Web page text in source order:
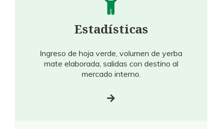
Estadísticas
Ingreso de hoja verde, volumen de yerba
mate elaborada, salidas con destino al
mercado interno.